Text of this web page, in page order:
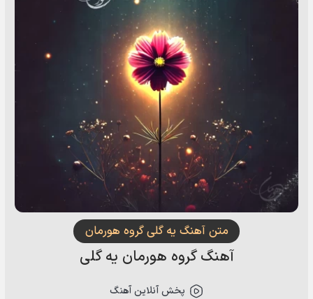
متن آهنگ یه گلی گروه هورمان
آهنگ گروه هورمان یه گلی
پخش آنلاین آهنگ